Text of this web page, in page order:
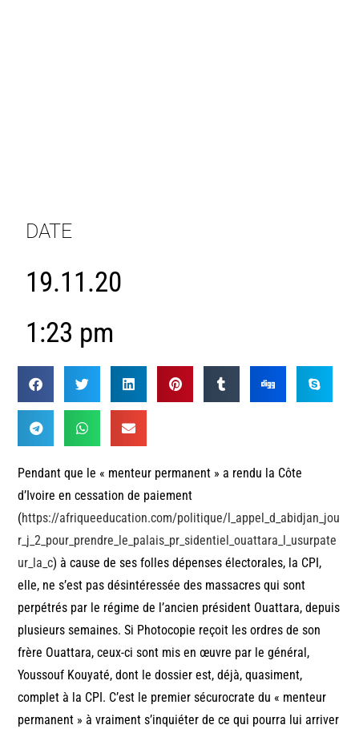
DATE
19.11.20
1:23 pm
Pendant que le « menteur permanent » a rendu la Côte
d’Ivoire en cessation de paiement
(https://afriqueeducation.com/politique/l_appel_d_abidjan_jou
r_j_2_pour_prendre_le_palais_pr_sidentiel_ouattara_l_usurpate
ur_la_c) à cause de ses folles dépenses électorales, la CPI,
elle, ne s’est pas désintéressée des massacres qui sont
perpétrés par le régime de l’ancien président Ouattara, depuis
plusieurs semaines. Si Photocopie reçoit les ordres de son
frère Ouattara, ceux-ci sont mis en œuvre par le général,
Youssouf Kouyaté, dont le dossier est, déjà, quasiment,
complet à la CPI. C’est le premier sécurocrate du « menteur
permanent » à vraiment s’inquiéter de ce qui pourra lui arriver